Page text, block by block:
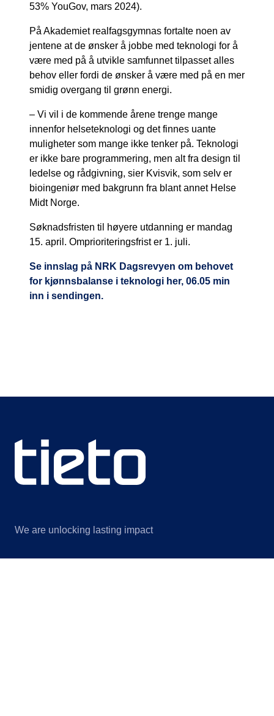
53% YouGov, mars 2024).
På Akademiet realfagsgymnas fortalte noen av
jentene at de ønsker å jobbe med teknologi for å
være med på å utvikle samfunnet tilpasset alles
behov eller fordi de ønsker å være med på en mer
smidig overgang til grønn energi.
– Vi vil i de kommende årene trenge mange
innenfor helseteknologi og det finnes uante
muligheter som mange ikke tenker på. Teknologi
er ikke bare programmering, men alt fra design til
ledelse og rådgivning, sier Kvisvik, som selv er
bioingeniør med bakgrunn fra blant annet Helse
Midt Norge.
Søknadsfristen til høyere utdanning er mandag
15. april. Omprioriteringsfrist er 1. juli.
Se innslag på NRK Dagsrevyen om behovet
for kjønnsbalanse i teknologi her, 06.05 min
inn i sendingen.
We are unlocking lasting impact